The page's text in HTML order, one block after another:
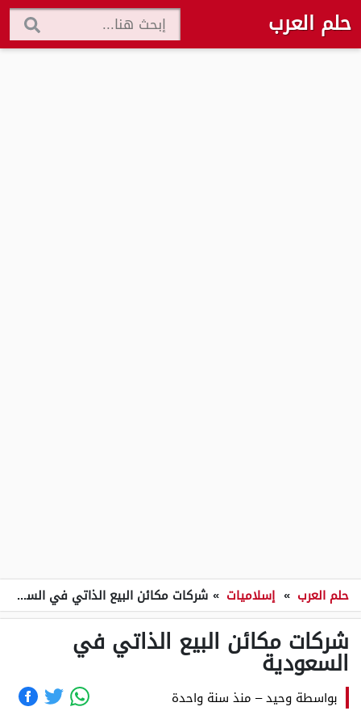
حلم العرب
حلم العرب » إسلاميات » شركات مكائن البيع الذاتي في السعودية
شركات مكائن البيع الذاتي في
السعودية
بواسطة وحيد– منذ سنة واحدة